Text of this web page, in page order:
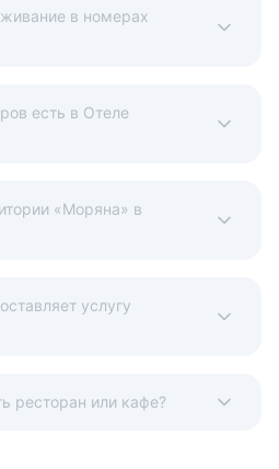
в номерах
есть в Отеле
«Моряна» в
услугу
ресторан или кафе?